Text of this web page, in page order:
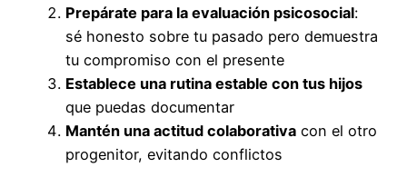
Prepárate para la evaluación psicosocial:
sé honesto sobre tu pasado pero demuestra
tu compromiso con el presente
Establece una rutina estable con tus hijos
que puedas documentar
Mantén una actitud colaborativa con el otro
progenitor, evitando conflictos